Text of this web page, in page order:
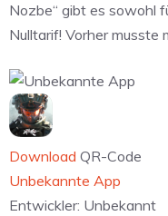
Nozbe“ gibt es sowohl
Nulltarif! Vorher musste
Download QR-Code
Unbekannte App
Entwickler: Unbekannt